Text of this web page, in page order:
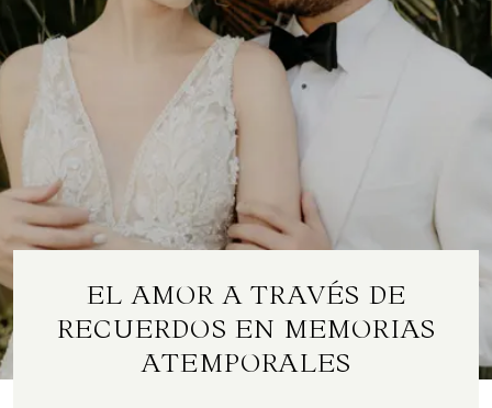
Acerca
Blog
Contacto
ES
EL AMOR A TRAVÉS DE
RECUERDOS EN MEMORIAS
ATEMPORALES